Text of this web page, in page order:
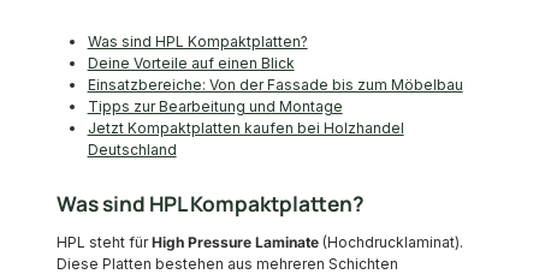
Was sind HPL Kompaktplatten?
Deine Vorteile auf einen Blick
Einsatzbereiche: Von der Fassade bis zum Möbelbau
Tipps zur Bearbeitung und Montage
Jetzt Kompaktplatten kaufen bei Holzhandel
Deutschland
Was sind HPL Kompaktplatten?
HPL steht fürHigh Pressure Laminate (Hochdrucklaminat).
Diese Platten bestehen aus mehreren Schichten